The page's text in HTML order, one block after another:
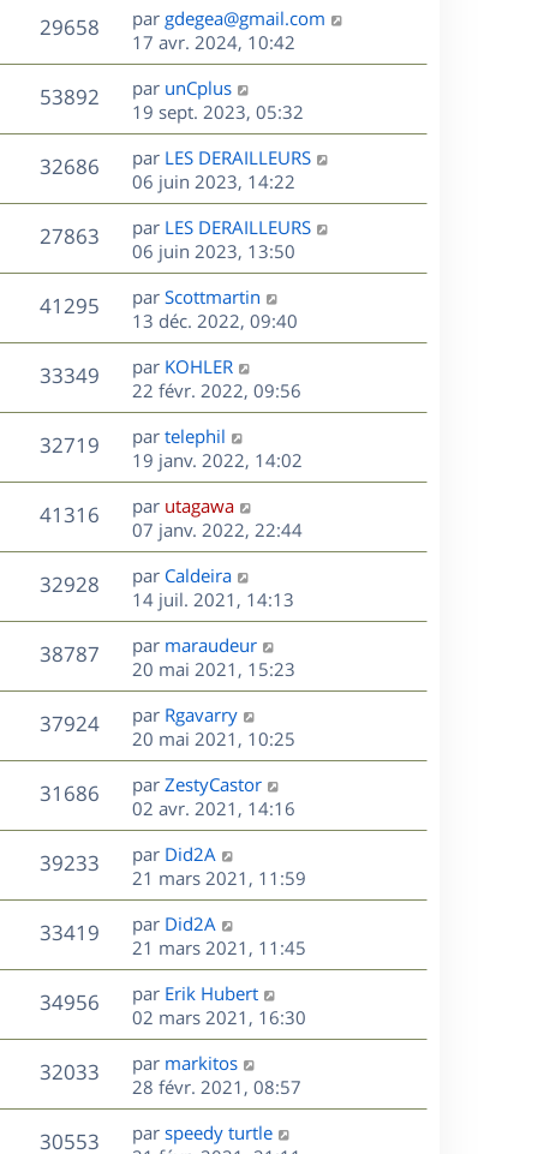
g
e
s
s
a
g
e
s
r
m
e
s
s
a
g
e
e
s
n
i
e
r
m
e
s
s
a
g
e
29658V
u
e
D
e
r
n
i
e
r
m
e
s
s
a
g
e
par gdegea@gmail.com
17 avr. 2024, 10:42
53892V
u
e
s
D
e
r
n
i
e
r
m
e
s
s
a
g
e
par unCplus
19 sept. 2023, 05:32
32686V
u
e
D
e
r
n
i
e
r
m
e
s
s
a
g
e
par LES DERAILLEURS
06 juin 2023, 14:22
27863V
u
s
D
e
r
n
i
e
r
m
e
s
s
a
g
e
par LES DERAILLEURS
06 juin 2023, 13:50
41295V
u
s
D
e
r
n
i
e
r
m
e
s
s
a
g
e
par Scottmartin
13 déc. 2022, 09:40
33349V
u
D
e
r
n
i
e
r
m
e
s
s
a
g
e
par KOHLER
22 févr. 2022, 09:56
32719V
u
e
s
D
e
r
n
i
e
r
m
e
s
s
a
g
e
par telephil
19 janv. 2022, 14:02
41316V
u
e
s
D
e
r
n
i
e
r
m
e
s
s
a
g
e
par utagawa
07 janv. 2022, 22:44
32928V
u
D
e
r
n
i
e
r
m
e
s
s
a
g
e
par Caldeira
14 juil. 2021, 14:13
38787V
u
D
e
r
n
i
e
r
m
e
s
s
a
g
e
par maraudeur
20 mai 2021, 15:23
37924V
u
e
s
D
e
r
n
i
e
r
m
e
s
s
a
g
e
par Rgavarry
20 mai 2021, 10:25
31686V
u
e
s
D
e
r
n
i
e
r
m
e
s
s
a
g
e
par ZestyCastor
02 avr. 2021, 14:16
39233V
u
D
e
r
n
i
e
r
m
e
s
s
a
g
par Did2A
21 mars 2021, 11:59
33419V
u
e
s
D
e
r
n
i
e
r
m
e
s
par Did2A
21 mars 2021, 11:45
34956V
u
e
s
D
e
r
n
i
e
r
par Erik Hubert
02 mars 2021, 16:30
32033V
u
D
e
r
n
par markitos
28 févr. 2021, 08:57
30553V
D
par speedy turtle